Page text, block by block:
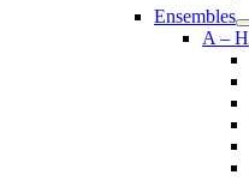
Ensembles
A – H